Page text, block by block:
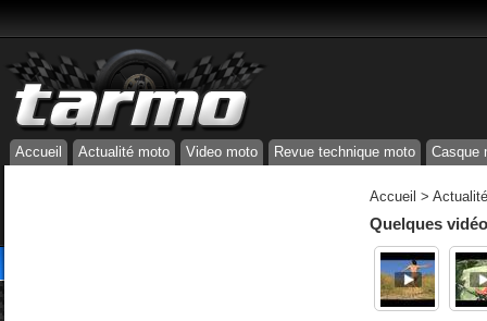
Accueil Actualité moto Video moto Revue technique moto Casque
Accueil >
Quelques